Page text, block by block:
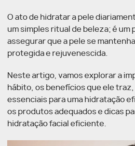
O ato de hidratar a pele
um simples ritual de beleza; é um
assegurar que a pele se
protegida e rejuvenescida.
Neste artigo, vamos explorar a
hábito, os benefícios que ele
essenciais para uma hidratação
os produtos adequados e dicas
hidratação facial eficiente.